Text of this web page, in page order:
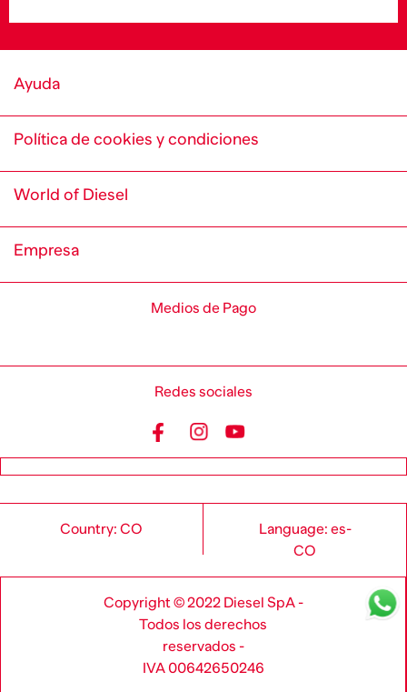
Ayuda
Política de cookies y condiciones
World of Diesel
Empresa
Medios de Pago
Redes sociales
Country: CO
Language: es-
CO
Copyright © 2022 Diesel SpA -
Todos los derechos
reservados -
IVA 00642650246